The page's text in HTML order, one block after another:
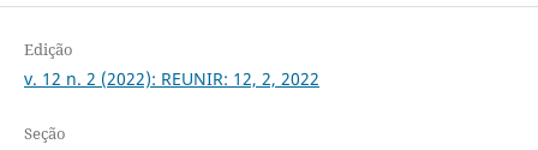
Edição
v. 12 n. 2 (2022): REUNIR: 12, 2, 2022
Seção